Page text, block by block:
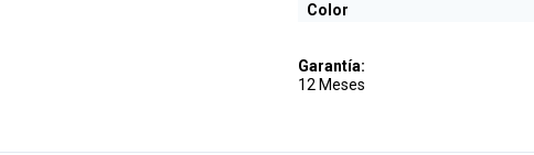
Color
Garantía:
12 Meses